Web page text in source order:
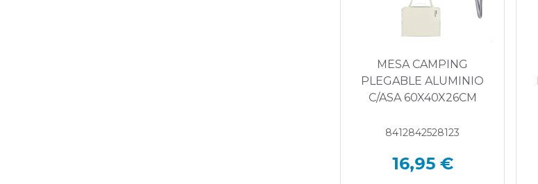
MESA CAMPING
PLEGABLE ALUMINIO
C/ASA 60X40X26CM
8412842528123
16,95 €